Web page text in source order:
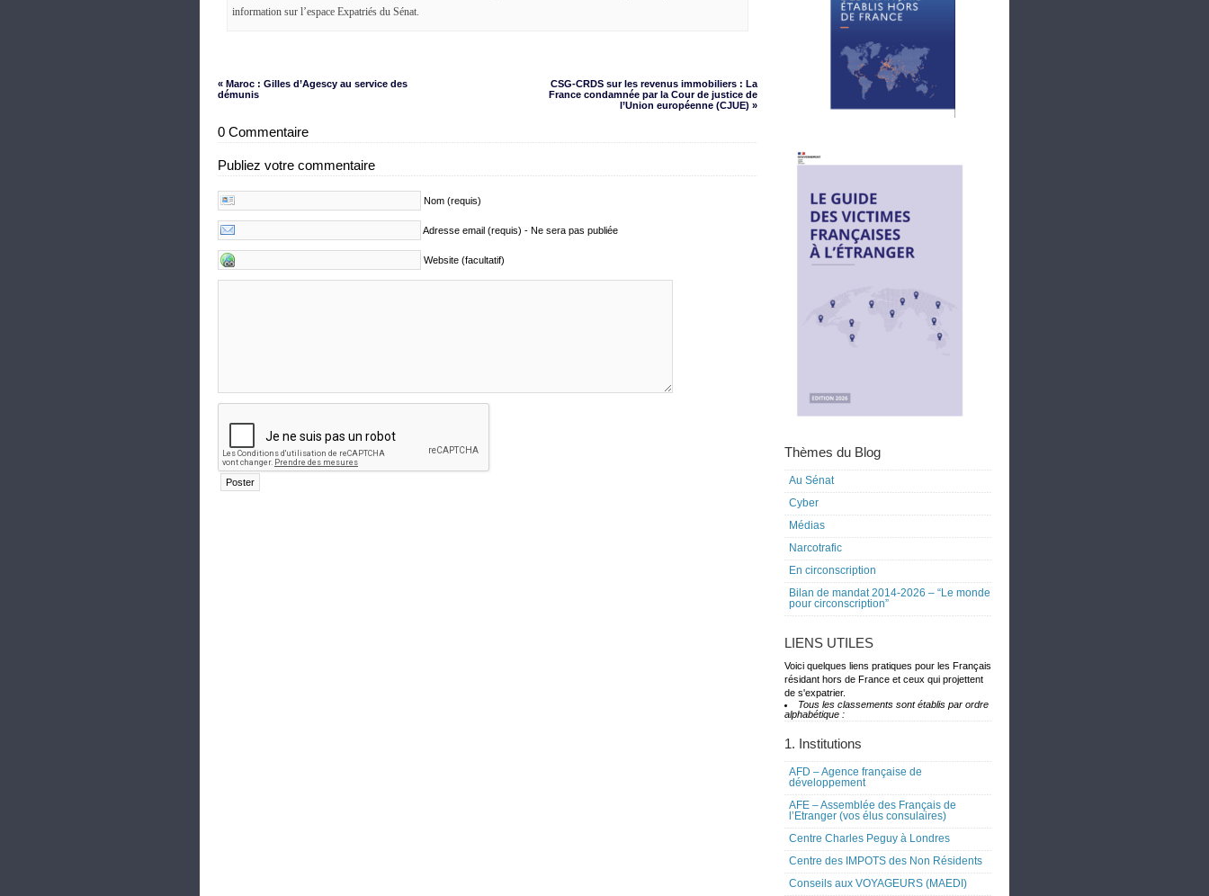
information sur l’espace Expatriés du Sénat.
« Maroc : Gilles d’Agescy au service des
démunis
CSG-CRDS sur les revenus immobiliers : La
France condamnée par la Cour de justice de
l’Union européenne (CJUE) »
0 Commentaire
Publiez votre commentaire
Nom (requis)
Adresse email (requis) - Ne sera pas publiée
Website (facultatif)
Thèmes du Blog
Au Sénat
Cyber
Médias
Narcotrafic
En circonscription
Bilan de mandat 2014-2026 – “Le monde
pour circonscription”
LIENS UTILES
Voici quelques liens pratiques pour les Français
résidant hors de France et ceux qui projettent
de s'expatrier.
Tous les classements sont établis par ordre
alphabétique :
1. Institutions
AFD – Agence française de
développement
AFE – Assemblée des Français de
l’Etranger (vos élus consulaires)
Centre Charles Peguy à Londres
Centre des IMPOTS des Non Résidents
Conseils aux VOYAGEURS (MAEDI)